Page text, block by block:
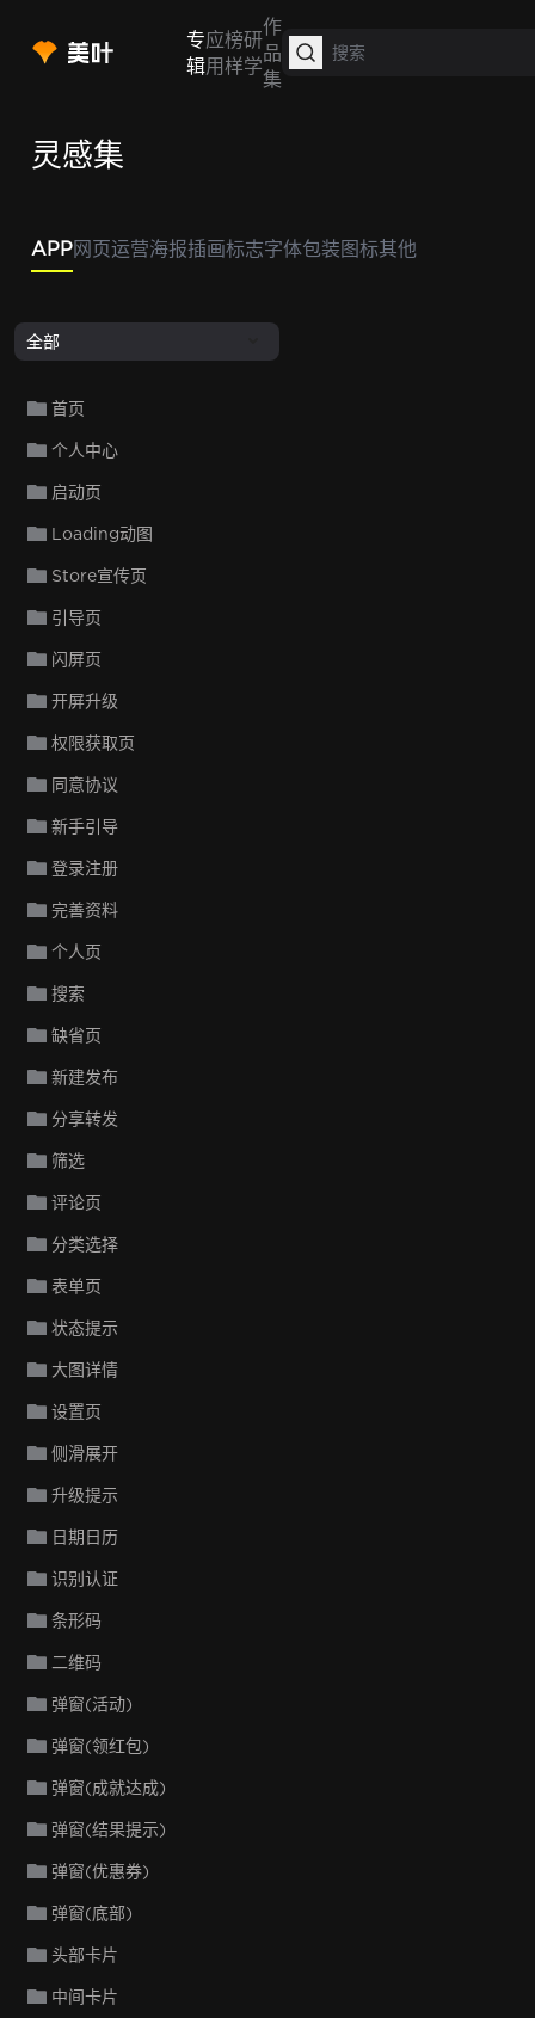
专
辑
应
用
榜
样
研
学
作
品
集
灵感集
APP网页运营海报插画标志字体包装图标其他
全部
首页
个人中心
启动页
Loading动图
Store宣传页
引导页
闪屏页
开屏升级
权限获取页
同意协议
新手引导
登录注册
完善资料
个人页
搜索
缺省页
新建发布
分享转发
筛选
评论页
分类选择
表单页
状态提示
大图详情
设置页
侧滑展开
升级提示
日期日历
识别认证
条形码
二维码
弹窗(活动)
弹窗(领红包)
弹窗(成就达成)
弹窗(结果提示)
弹窗(优惠券)
弹窗(底部)
头部卡片
中间卡片